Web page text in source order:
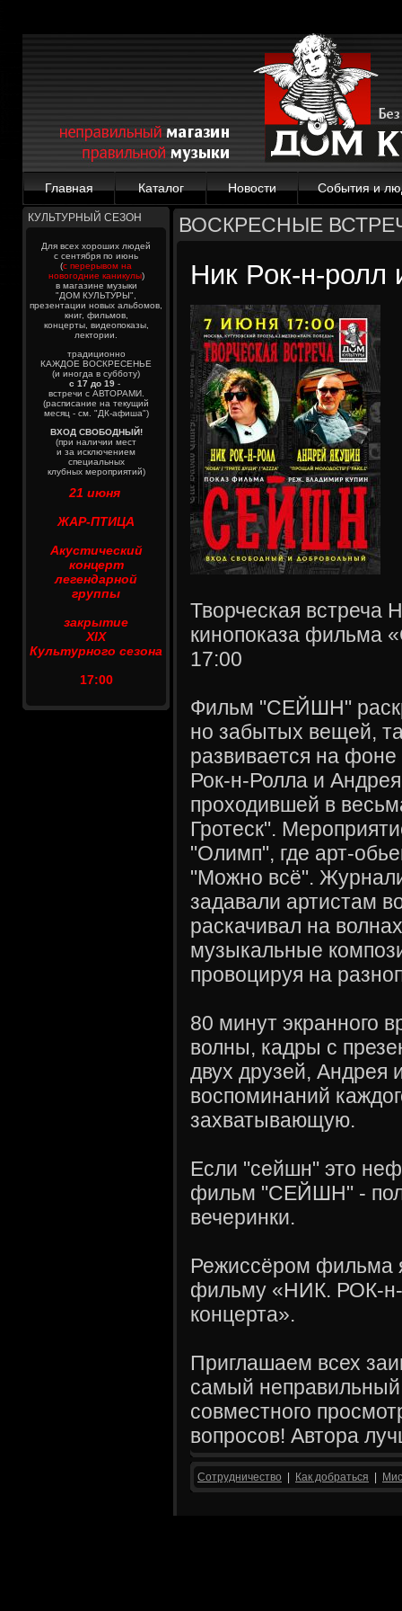
Главная Каталог Новости События и
КУЛЬТУРНЫЙ СЕЗОН
Для всех хороших людей
с сентября по июнь
(с перерывом на
новогодние каникулы)
в магазине музыки
"ДОМ КУЛЬТУРЫ",
презентации новых альбомов,
книг, фильмов,
концерты, видеопоказы,
лектории.
традиционно
КАЖДОЕ ВОСКРЕСЕНЬЕ
(и иногда в субботу)
с 17 до 19 -
встречи с АВТОРАМИ.
(расписание на текущий
месяц - см. "ДК-афиша")
ВХОД СВОБОДНЫЙ!
(при наличии мест
и за исключением
специальных
клубных мероприятий)
21 июня
ЖАР-ПТИЦА
Акустический
концерт
легендарной
группы
закрытие
XIX
Культурного сезона
17:00
ВОСКРЕСНЫЕ
Ник Рок-н-
Творческая встреча
кинопоказа фильма
17:00
Фильм "СЕЙШН"
но забытых вещей,
развивается на
Рок-н-Ролла и
проходившей в
Гротеск".
"Олимп", где арт-
"Можно всё".
задавали артистам
раскачивал на
музыкальные
провоцируя на
80 минут экранного
волны, кадры с
двух друзей, Андрея
воспоминаний
захватывающую.
Если "сейшн" это
фильм "СЕЙШН" -
вечеринки.
Режиссёром фильма
фильму «НИК. РОК-
концерта».
Приглашаем всех
самый
совместного
вопросов! Автора
Сотрудничество Как добраться